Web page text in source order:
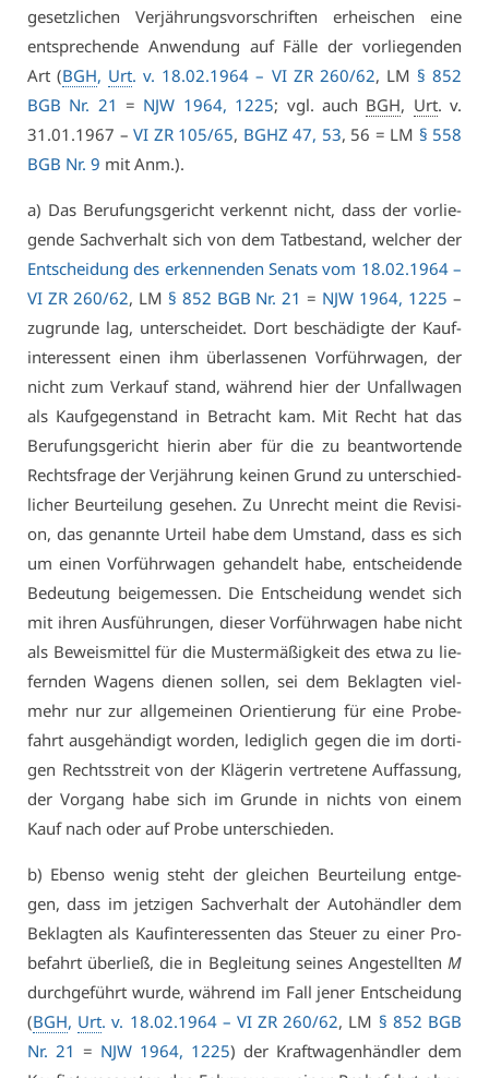
ge­setz­li­chen Ver­jäh­rungs­vor­schrif­ten er­hei­schen ei­ne
ent­spre­chen­de An­wen­dung auf Fäl­le der vor­lie­gen­den
Art (BGH, Urt. v. 18.02.1964 – VI ZR 260/62, LM § 852
BGB Nr. 21 = NJW 1964, 1225; vgl. auch BGH, Urt. v.
31.01.1967 – VI ZR 105/65, BGHZ 47, 53, 56 = LM § 558
BGB Nr. 9 mit Anm.).
a) Das Be­ru­fungs­ge­richt ver­kennt nicht, dass der vor­lie­
gen­de Sach­ver­halt sich von dem Tat­be­stand, wel­cher der
Ent­schei­dung des er­ken­nen­den Se­nats vom 18.02.1964 –
VI ZR 260/62, LM § 852 BGB Nr. 21 = NJW 1964, 1225 –
zu­grun­de lag, un­ter­schei­det. Dort be­schä­dig­te der Kauf­
in­ter­es­sent ei­nen ihm über­las­se­nen Vor­führ­wa­gen, der
nicht zum Ver­kauf stand, wäh­rend hier der Un­fall­wa­gen
als Kauf­ge­gen­stand in Be­tracht kam. Mit Recht hat das
Be­ru­fungs­ge­richt hier­in aber für die zu be­ant­wor­ten­de
Rechts­fra­ge der Ver­jäh­rung kei­nen Grund zu un­ter­schied­
li­cher Be­ur­tei­lung ge­se­hen. Zu Un­recht meint die Re­vi­si­
on, das ge­nann­te Ur­teil ha­be dem Um­stand, dass es sich
um ei­nen Vor­führ­wa­gen ge­han­delt ha­be, ent­schei­den­de
Be­deu­tung bei­ge­mes­sen. Die Ent­schei­dung wen­det sich
mit ih­ren Aus­füh­run­gen, die­ser Vor­führ­wa­gen ha­be nicht
als Be­weis­mit­tel für die Mus­ter­mä­ßig­keit des et­wa zu lie­
fern­den Wa­gens die­nen sol­len, sei dem Be­klag­ten viel­
mehr nur zur all­ge­mei­nen Ori­en­tie­rung für ei­ne Pro­be­
fahrt aus­ge­hän­digt wor­den, le­dig­lich ge­gen die im dor­ti­
gen Rechts­streit von der Klä­ge­rin ver­tre­te­ne Auf­fas­sung,
der Vor­gang ha­be sich im Grun­de in nichts von ei­nem
Kauf nach oder auf Pro­be un­ter­schie­den.
b) Eben­so we­nig steht der glei­chen Be­ur­tei­lung ent­ge­
gen, dass im jet­zi­gen Sach­ver­halt der Au­to­händ­ler dem
Be­klag­ten als Kauf­in­ter­es­sen­ten das Steu­er zu ei­ner Pro­
be­fahrt über­ließ, die in Be­glei­tung sei­nes An­ge­stell­ten M
durch­ge­führt wur­de, wäh­rend im Fall je­ner Ent­schei­dung
(BGH, Urt. v. 18.02.1964 – VI ZR 260/62, LM § 852 BGB
Nr. 21 = NJW 1964, 1225) der Kraft­wa­gen­händ­ler dem